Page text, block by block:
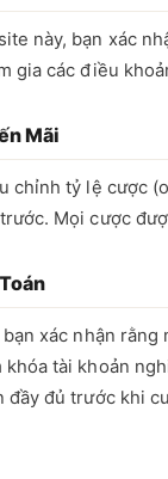
này, bạn xác
gia các điều
Mãi
chỉnh tỷ lệ cược
Mọi cược
xác nhận
tài khoản
đầy đủ trước khi